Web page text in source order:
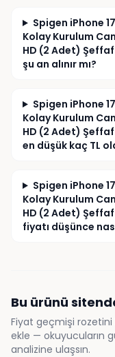
Spigen iPhone
Kolay Kurulum
HD (2 Adet)
şu an alınır mı?
Spigen iPhone
Kolay Kurulum
HD (2 Adet)
en düşük kaç TL
Spigen iPhone
Kolay Kurulum
HD (2 Adet)
fiyatı düşünce
Bu ürünü
Fiyat geçmişi
ekle — okuyucuların
analizine ulaşsın.